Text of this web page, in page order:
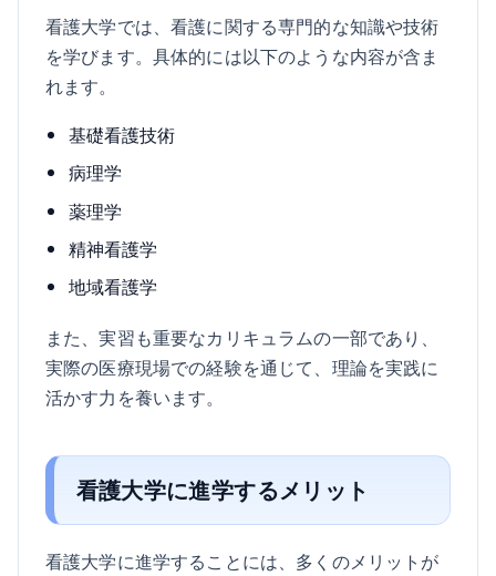
看護大学では、看護に関する専門的な知識や技術
を学びます。具体的には以下のような内容が含ま
れます。
基礎看護技術
病理学
薬理学
精神看護学
地域看護学
また、実習も重要なカリキュラムの一部であり、
実際の医療現場での経験を通じて、理論を実践に
活かす力を養います。
看護大学に進学するメリット
看護大学に進学することには、多くのメリットが